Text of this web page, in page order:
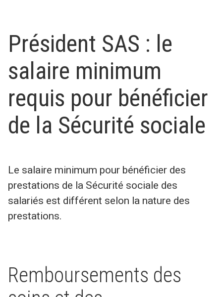
Président SAS : le
salaire minimum
requis pour bénéficier
de la Sécurité sociale
Le salaire minimum pour bénéficier des
prestations de la Sécurité sociale des
salariés est différent selon la nature des
prestations.
Remboursements des